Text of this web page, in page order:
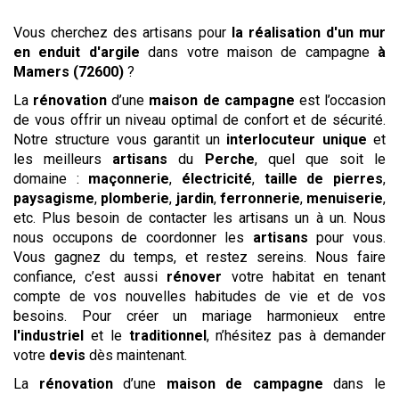
Vous cherchez des artisans pour la réalisation d'un mur
en enduit d'argile dans votre maison de campagne à
Mamers (72600) ?
La rénovation d’une maison de campagne est l’occasion
de vous offrir un niveau optimal de confort et de sécurité.
Notre structure vous garantit un interlocuteur unique et
les meilleurs artisans du Perche, quel que soit le
domaine : maçonnerie, électricité, taille de pierres,
paysagisme, plomberie, jardin, ferronnerie, menuiserie,
etc. Plus besoin de contacter les artisans un à un. Nous
nous occupons de coordonner les artisans pour vous.
Vous gagnez du temps, et restez sereins. Nous faire
confiance, c’est aussi rénover votre habitat en tenant
compte de vos nouvelles habitudes de vie et de vos
besoins. Pour créer un mariage harmonieux entre
l'industriel
et le traditionnel , n’hésitez pas à demander
votre devis dès maintenant.
La rénovationd’une maison de campagne dans le